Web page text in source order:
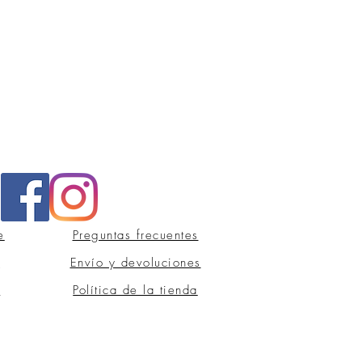
Preguntas frecuentes
Envío y devoluciones
Política de la tienda